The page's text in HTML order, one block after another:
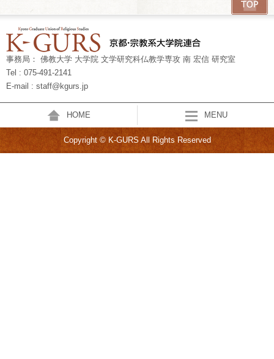
事務局： 佛教大学 大学院 文学研究科仏教学専攻 南 宏信 研究室
Tel : 075-491-2141
E-mail : staff@kgurs.jp
HOME MENU
Copyright © K-GURS All Rights Reserved